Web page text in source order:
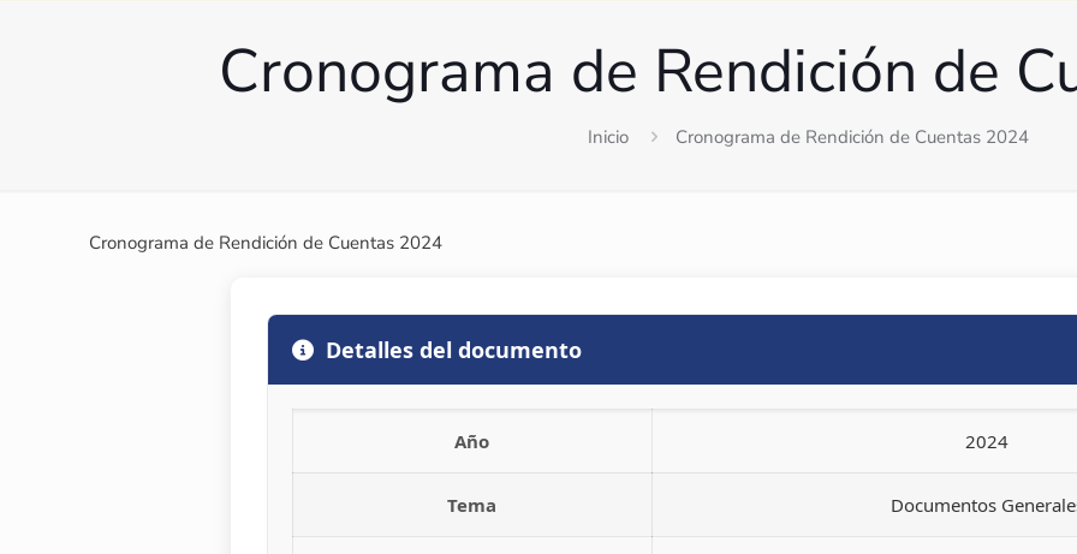
Cronograma de Rendición de
Inicio Cronograma de Rendición de Cuentas 2024
Cronograma de Rendición de Cuentas 2024
Detalles del documento
Año 2024
Tema Documentos